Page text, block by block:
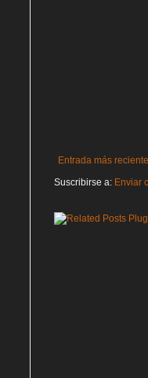
Entrada más reciente
Suscribirse a: Enviar